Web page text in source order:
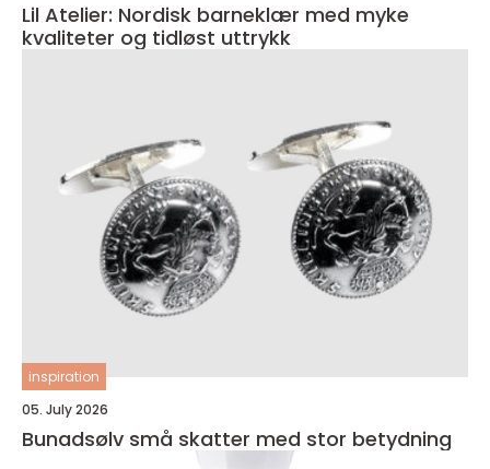
Lil Atelier: Nordisk barneklær med myke
kvaliteter og tidløst uttrykk
inspiration
05. July 2026
Bunadsølv små skatter med stor betydning